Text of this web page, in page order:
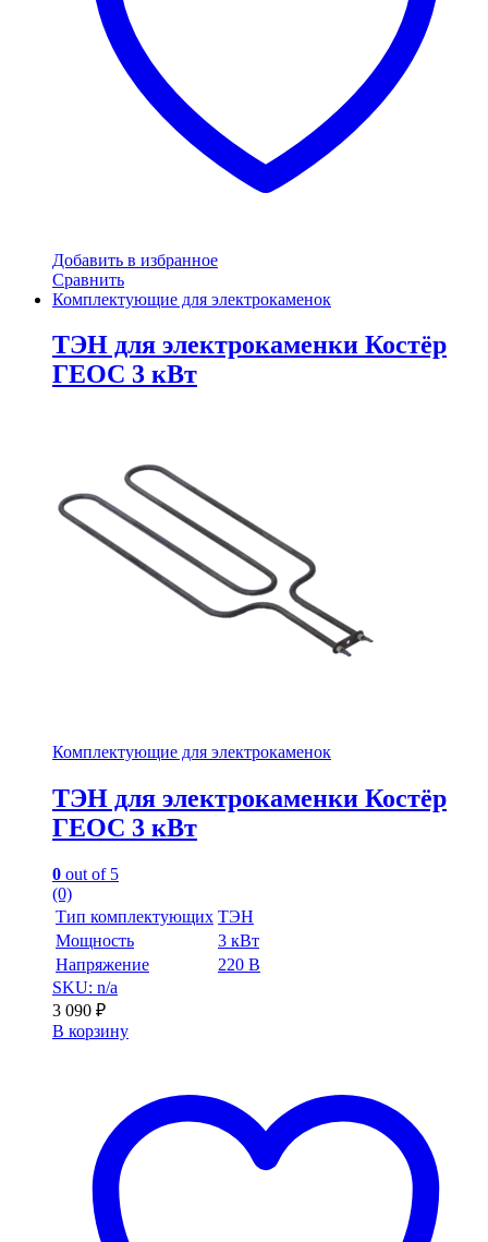
Добавить в избранное
Сравнить
Комплектующие для электрокаменок
ТЭН для электрокаменки Костёр
ГЕОС 3 кВт
Комплектующие для электрокаменок
ТЭН для электрокаменки Костёр
ГЕОС 3 кВт
0 out of 5
(0)
Тип комплектующих ТЭН
Мощность
3 кВт
Напряжение
220 В
SKU: n/a
3 090 ₽
В корзину